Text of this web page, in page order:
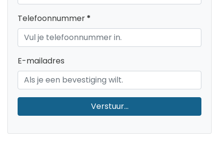
Telefoonnummer*
E-mailadres
Verstuur...